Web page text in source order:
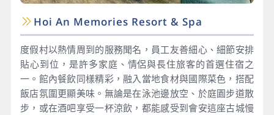
Hoi An Memories Resort & Spa
度假村以熱情周到的服務聞名，員工友善細心、細節安排
貼心到位，是許多家庭、情侶與長住旅客的首選住宿之
一。館內餐飲同樣精彩，融入當地食材與國際菜色，搭配
飯店氛圍更顯美味。無論是在泳池邊放空、於庭園步道散
步，或在酒吧享受一杯涼飲，都能感受到會安這座古城慢